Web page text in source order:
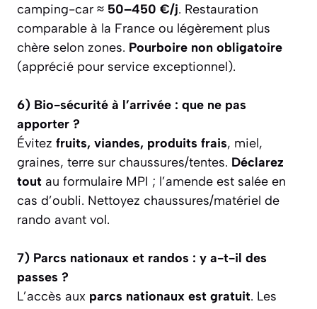
camping-car ≈ 50–450 €/j. Restauration
comparable à la France ou légèrement plus
chère selon zones. Pourboire non obligatoire
(apprécié pour service exceptionnel).
6) Bio-sécurité à l’arrivée : que ne pas
apporter ?
Évitez fruits, viandes, produits frais, miel,
graines, terre sur chaussures/tentes. Déclarez
tout au formulaire MPI ; l’amende est salée en
cas d’oubli. Nettoyez chaussures/matériel de
rando avant vol.
7) Parcs nationaux et randos : y a-t-il des
passes ?
L’accès aux parcs nationaux est gratuit. Les